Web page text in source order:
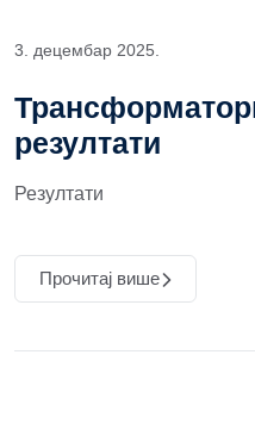
3. децембар 2025.
резултати
Резултати
Прочитај више